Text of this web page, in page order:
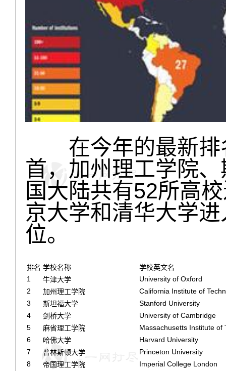
在今年的最新排
首，加州理工学院
国大陆共有52所高
京大学和清华大学
位。
排名 学校名称
学校英文名
1
牛津大学
University of Oxford
2
加州理工学院
California Institute of
3
斯坦福大学
Stanford University
4
剑桥大学
University of Cambridge
5
麻省理工学院
Massachusetts Institute of
6
哈佛大学
Harvard University
7
普林斯顿大学
Princeton University
8
帝国理工学院
Imperial College London